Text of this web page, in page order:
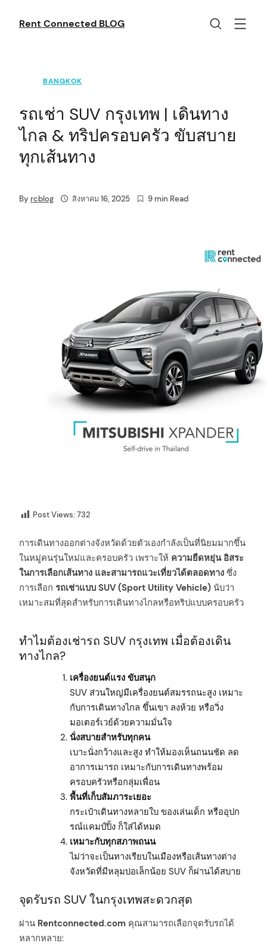
Rent Connected BLOG
BANGKOK
รถเช่า SUV กรุงเทพ | เดินทาง
ไกล & ทริปครอบครัว ขับสบาย
ทุกเส้นทาง
By rcblog สิงหาคม 16, 2025 9 min Read
Post Views:732
การเดินทางออกต่างจังหวัดด้วยตัวเองกำลังเป็นที่นิยมมากขึ้น
ในหมู่คนรุ่นใหม่และครอบครัว เพราะให้ ความยืดหยุ่น อิสระ
ในการเลือกเส้นทาง และสามารถแวะเที่ยวได้ตลอดทาง ซึ่ง
การเลือก รถเช่าแบบ SUV (Sport Utility Vehicle) นับว่า
เหมาะสมที่สุดสำหรับการเดินทางไกลหรือทริปแบบครอบครัว
ทำไมต้องเช่ารถ SUV กรุงเทพ เมื่อต้องเดิน
ทางไกล?
เครื่องยนต์แรง ขับสนุก
SUV ส่วนใหญ่มีเครื่องยนต์สมรรถนะสูง เหมาะ
กับการเดินทางไกล ขึ้นเขา ลงห้วย หรือวิ่ง
มอเตอร์เวย์ด้วยความมั่นใจ
นั่งสบายสำหรับทุกคน
เบาะนั่งกว้างและสูง ทำให้มองเห็นถนนชัด ลด
อาการเมารถ เหมาะกับการเดินทางพร้อม
ครอบครัวหรือกลุ่มเพื่อน
พื้นที่เก็บสัมภาระเยอะ
กระเป๋าเดินทางหลายใบ ของเล่นเด็ก หรืออุปก
รณ์แคมป์ปิ้ง ก็ใส่ได้หมด
เหมาะกับทุกสภาพถนน
ไม่ว่าจะเป็นทางเรียบในเมืองหรือเส้นทางต่าง
จังหวัดที่มีหลุมบ่อเล็กน้อย SUV ก็ผ่านได้สบาย
จุดรับรถ SUV ในกรุงเทพสะดวกสุด
ผ่าน Rentconnected.com คุณสามารถเลือกจุดรับรถได้
หลากหลาย: